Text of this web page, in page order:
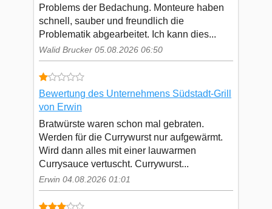
Problems der Bedachung. Monteure haben
schnell, sauber und freundlich die
Problematik abgearbeitet. Ich kann dies...
Walid Brucker 05.08.2026 06:50
Bewertung des Unternehmens Südstadt-Grill
von Erwin
Bratwürste waren schon mal gebraten.
Werden für die Currywurst nur aufgewärmt.
Wird dann alles mit einer lauwarmen
Currysauce vertuscht. Currywurst...
Erwin 04.08.2026 01:01